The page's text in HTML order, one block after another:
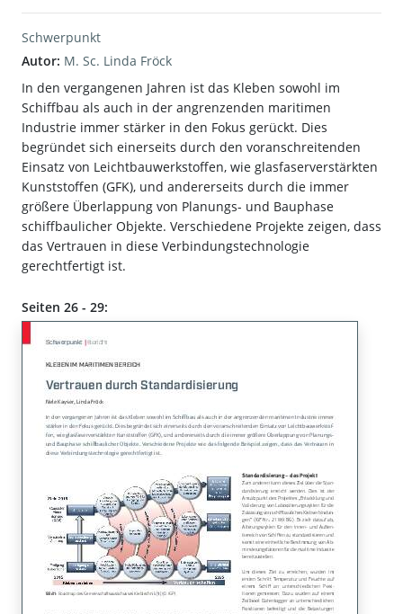
Schwerpunkt
Autor: M. Sc. Linda Fröck
In den vergangenen Jahren ist das Kleben sowohl im
Schiffbau als auch in der angrenzenden maritimen
Industrie immer stärker in den Fokus gerückt. Dies
begründet sich einerseits durch den voranschreitenden
Einsatz von Leichtbauwerkstoffen, wie glasfaserverstärkten
Kunststoffen (GFK), und andererseits durch die immer
größere Überlappung von Planungs- und Bauphase
schiffbaulicher Objekte. Verschiedene Projekte zeigen, dass
das Vertrauen in diese Verbindungstechnologie
gerechtfertigt ist.
Seiten 26 - 29: